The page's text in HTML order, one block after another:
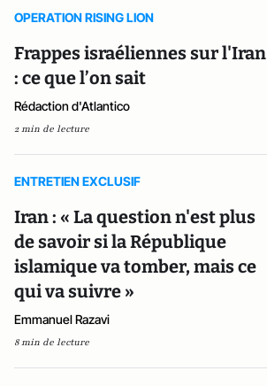
OPERATION RISING LION
Frappes israéliennes sur l'Iran
: ce que l’on sait
Rédaction d'Atlantico
2 min de lecture
ENTRETIEN EXCLUSIF
Iran : « La question n'est plus
de savoir si la République
islamique va tomber, mais ce
qui va suivre »
Emmanuel Razavi
8 min de lecture